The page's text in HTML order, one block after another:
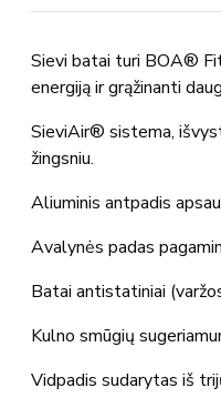
Sievi batai turi BOA®
energiją ir grąžinanti
SieviAir® sistema,
žingsniu.
Aliuminis antpadis
Avalynės padas
Batai antistatiniai
Kulno smūgių
Vidpadis sudarytas iš